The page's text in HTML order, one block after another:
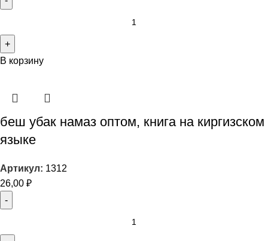
В корзину
беш убак намаз оптом, книга на киргизском
языке
Артикул: 1312
26,00 ₽